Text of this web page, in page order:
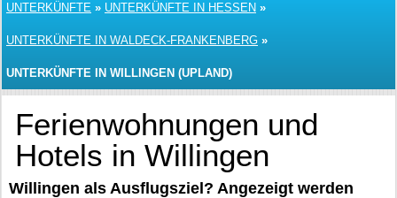
UNTERKÜNFTE » UNTERKÜNFTE IN HESSEN »
UNTERKÜNFTE IN WALDECK-FRANKENBERG »
UNTERKÜNFTE IN WILLINGEN (UPLAND)
Ferienwohnungen und
Hotels in Willingen
Willingen als Ausflugsziel? Angezeigt werden